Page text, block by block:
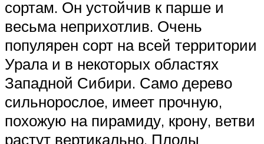
сортам. Он устойчив к парше и
весьма неприхотлив. Очень
популярен сорт на всей территории
Урала и в некоторых областях
Западной Сибири. Само дерево
сильнорослое, имеет прочную,
похожую на пирамиду, крону, ветви
растут вертикально. Плоды